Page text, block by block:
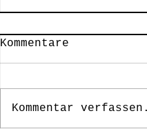
Kommentare
Kommentar